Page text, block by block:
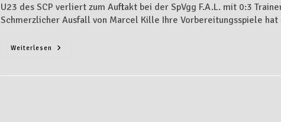
U23 des SCP verliert zum Auftakt bei der SpVgg F.A.L. mit 0:3
Schmerzlicher Ausfall von Marcel Kille Ihre Vorbereitungsspiele
Weiterlesen